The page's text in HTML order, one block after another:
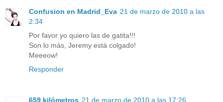
Confusion en Madrid_Eva 21 de marzo de 2010 a las
2:34
Por favor yo quiero las de gatita!!!
Son lo más, Jeremy está colgado!
Meeeow!
Responder
659 kilómetros 21 de marzo de 2010 a las 17:26